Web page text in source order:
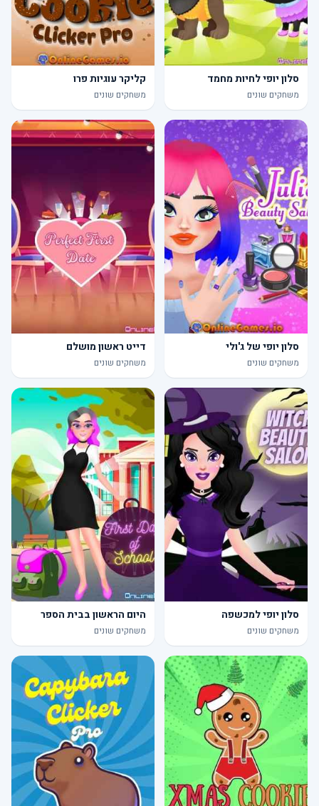
סלון יופי לחיות מחמד
משחקים שונים
קליקר עוגיות פרו
משחקים שונים
סלון יופי של ג'ולי
משחקים שונים
דייט ראשון מושלם
משחקים שונים
סלון יופי למכשפה
משחקים שונים
היום הראשון בבית הספר
משחקים שונים